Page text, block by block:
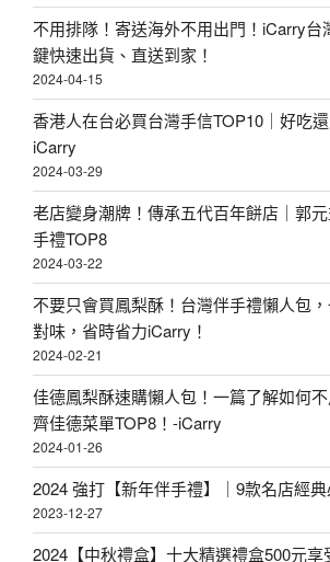
不用排隊！寄送海外不用出門！iCarry台
鍵快速出貨、直送到家！
2024-04-15
香港人在台必買台灣手信TOP10｜好吃
iCarry
2024-03-29
老店變身潮牌！傳承五代百年餅店｜郭
手禮TOP8
2024-03-22
不要只會買鳳梨酥！台灣伴手禮懶人包
對味，省時省力iCarry！
2024-02-21
佳德鳳梨酥速購懶人包！一篇了解如何
齊佳德菜單TOP8！-iCarry
2024-01-26
2024 強打【新年伴手禮】｜9款名店經典
2023-12-27
2024【中秋禮盒】十大精選禮盒500元